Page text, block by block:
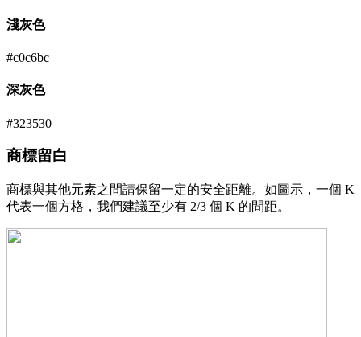
淺灰色
#c0c6bc
深灰色
#323530
商標留白
商標與其他元素之間請保留一定的安全距離。如圖示，一個 K
代表一個方格，我們建議至少有 2/3 個 K 的間距。